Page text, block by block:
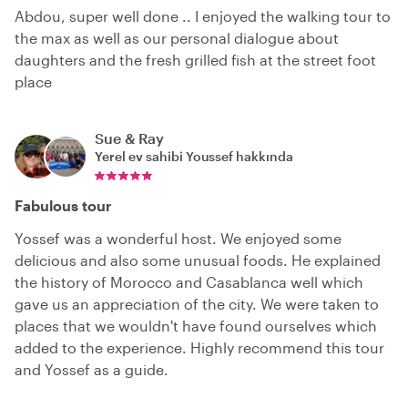
Abdou, super well done .. I enjoyed the walking tour to
the max as well as our personal dialogue about
daughters and the fresh grilled fish at the street foot
place
Sue & Ray
Yerel ev sahibi Youssef hakkında
Fabulous tour
Yossef was a wonderful host. We enjoyed some
delicious and also some unusual foods. He explained
the history of Morocco and Casablanca well which
gave us an appreciation of the city. We were taken to
places that we wouldn't have found ourselves which
added to the experience. Highly recommend this tour
and Yossef as a guide.